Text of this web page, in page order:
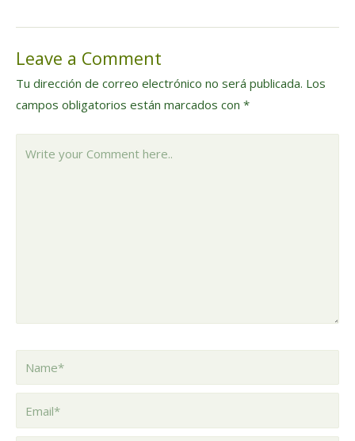
de
entradas
Leave a Comment
Tu dirección de correo electrónico no será publicada. Los
campos obligatorios están marcados con *